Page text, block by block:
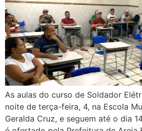
As aulas do curso de Soldador
noite de terça-feira, 4, na Escola
Geralda Cruz, e seguem até o dia